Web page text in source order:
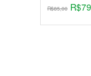
R$85,00 R$